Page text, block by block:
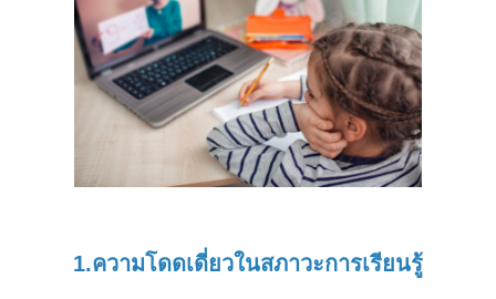
1.ความโดดเดี่ยวในสภาวะการเรียนรู้